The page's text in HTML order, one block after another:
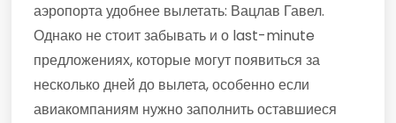
аэропорта удобнее вылетать: Вацлав Гавел.
Однако не стоит забывать и о last-minute
предложениях, которые могут появиться за
несколько дней до вылета, особенно если
авиакомпаниям нужно заполнить оставшиеся